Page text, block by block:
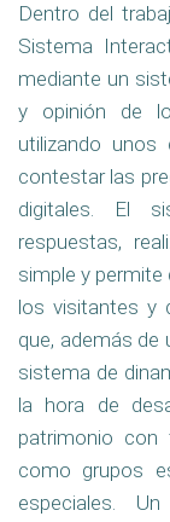
Dentro del
Sistema
mediante un
y opinión de
utilizando
contestar las
digitales. El
respuestas,
simple y permite
los visitantes y
que, además de
sistema de
la hora de
patrimonio
como grupos
especiales.